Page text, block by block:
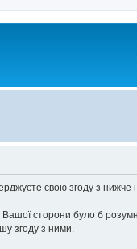
свою згоду з
сторони було б
згоду з ними.